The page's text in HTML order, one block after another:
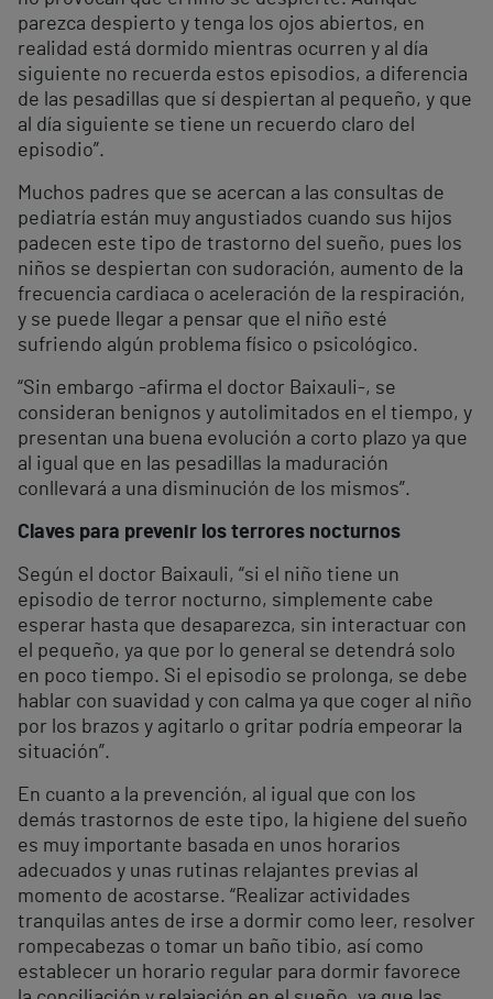
parezca despierto y tenga los ojos abiertos, en
realidad está dormido mientras ocurren y al día
siguiente no recuerda estos episodios, a diferencia
de las pesadillas que sí despiertan al pequeño, y que
al día siguiente se tiene un recuerdo claro del
episodio”.
Muchos padres que se acercan a las consultas de
pediatría están muy angustiados cuando sus hijos
padecen este tipo de trastorno del sueño, pues los
niños se despiertan con sudoración, aumento de la
frecuencia cardiaca o aceleración de la respiración,
y se puede llegar a pensar que el niño esté
sufriendo algún problema físico o psicológico.
“Sin embargo -afirma el doctor Baixauli-, se
consideran benignos y autolimitados en el tiempo, y
presentan una buena evolución a corto plazo ya que
al igual que en las pesadillas la maduración
conllevará a una disminución de los mismos”.
Claves para prevenir los terrores nocturnos
Según el doctor Baixauli, “si el niño tiene un
episodio de terror nocturno, simplemente cabe
esperar hasta que desaparezca, sin interactuar con
el pequeño, ya que por lo general se detendrá solo
en poco tiempo. Si el episodio se prolonga, se debe
hablar con suavidad y con calma ya que coger al niño
por los brazos y agitarlo o gritar podría empeorar la
situación”.
En cuanto a la prevención, al igual que con los
demás trastornos de este tipo, la higiene del sueño
es muy importante basada en unos horarios
adecuados y unas rutinas relajantes previas al
momento de acostarse. “Realizar actividades
tranquilas antes de irse a dormir como leer, resolver
rompecabezas o tomar un baño tibio, así como
establecer un horario regular para dormir favorece